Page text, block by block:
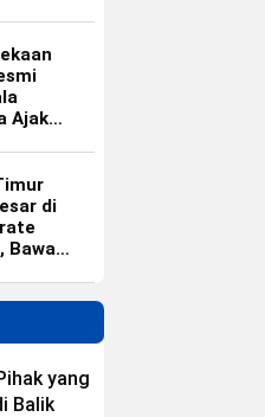
Ajak
di
Bawa
yang
Balik